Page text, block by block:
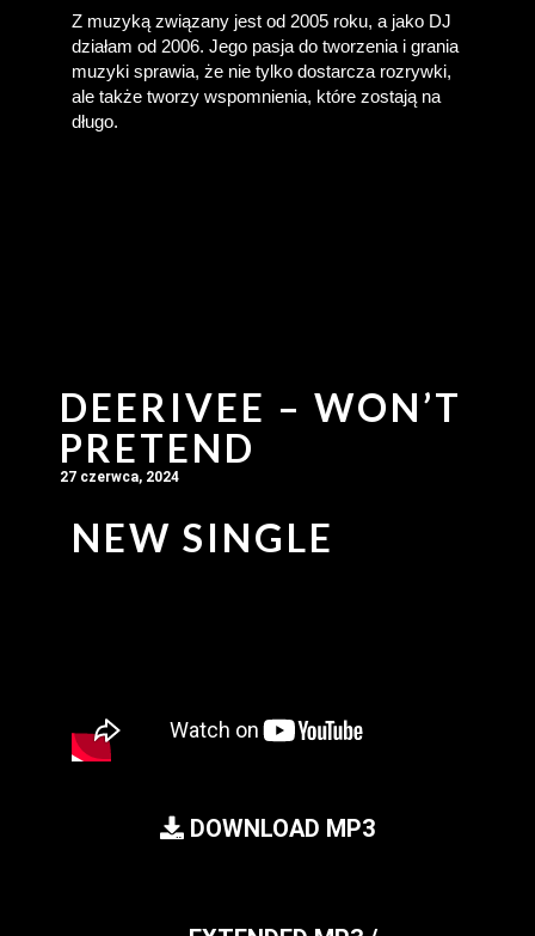
Z muzyką związany jest od 2005 roku, a jako DJ
działam od 2006. Jego pasja do tworzenia i grania
muzyki sprawia, że nie tylko dostarcza rozrywki,
ale także tworzy wspomnienia, które zostają na
długo.
DEERIVEE – WON’T
PRETEND
27 czerwca, 2024
NEW SINGLE
DOWNLOAD MP3